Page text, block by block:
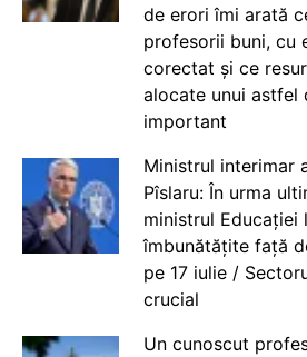
de erori îmi arată
profesorii buni, cu
corectat și ce
alocate unui astfel
important
Ministrul interimar
Pîslaru: În urma
ministrul Educației
îmbunătățite față
pe 17 iulie /
crucial
Un cunoscut